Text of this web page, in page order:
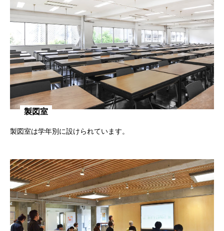
製図室
製図室は学年別に設けられています。